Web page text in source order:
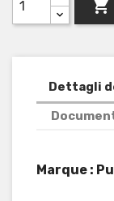

Dettagli
Marque :